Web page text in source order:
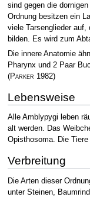
sind gegen die
Ordnung besitzen ein
viele Tarsenglieder auf,
bilden. Es wird zum
Die innere Anatomie
Pharynx und 2 Paar
(Parker 1982)
Lebensweise
Alle Amblypygi leben
alt werden. Das
Opisthosoma. Die
Verbreitung
Die Arten dieser
unter Steinen,